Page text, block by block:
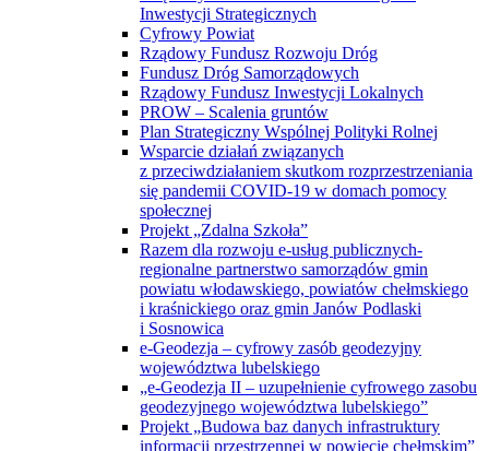
Inwestycji Strategicznych
Cyfrowy Powiat
Rządowy Fundusz Rozwoju Dróg
Fundusz Dróg Samorządowych
Rządowy Fundusz Inwestycji Lokalnych
PROW – Scalenia gruntów
Plan Strategiczny Wspólnej Polityki Rolnej
Wsparcie działań związanych
z przeciwdziałaniem skutkom rozprzestrzeniania
się pandemii COVID-19 w domach pomocy
społecznej
Projekt „Zdalna Szkoła”
Razem dla rozwoju e-usług publicznych-
regionalne partnerstwo samorządów gmin
powiatu włodawskiego, powiatów chełmskiego
i kraśnickiego oraz gmin Janów Podlaski
i Sosnowica
e-Geodezja – cyfrowy zasób geodezyjny
województwa lubelskiego
„e-Geodezja II – uzupełnienie cyfrowego zasobu
geodezyjnego województwa lubelskiego”
Projekt „Budowa baz danych infrastruktury
informacji przestrzennej w powiecie chełmskim”